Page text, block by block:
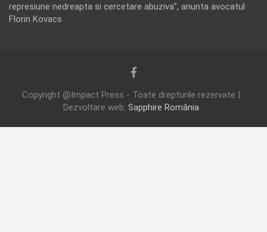
represiune nedreapta si cercetare abuziva”, anunta avocatul
Florin Kovacs
Copyright @Impact Press - Toate drepturile rezervate |
Dezvoltare web: Sapphire România